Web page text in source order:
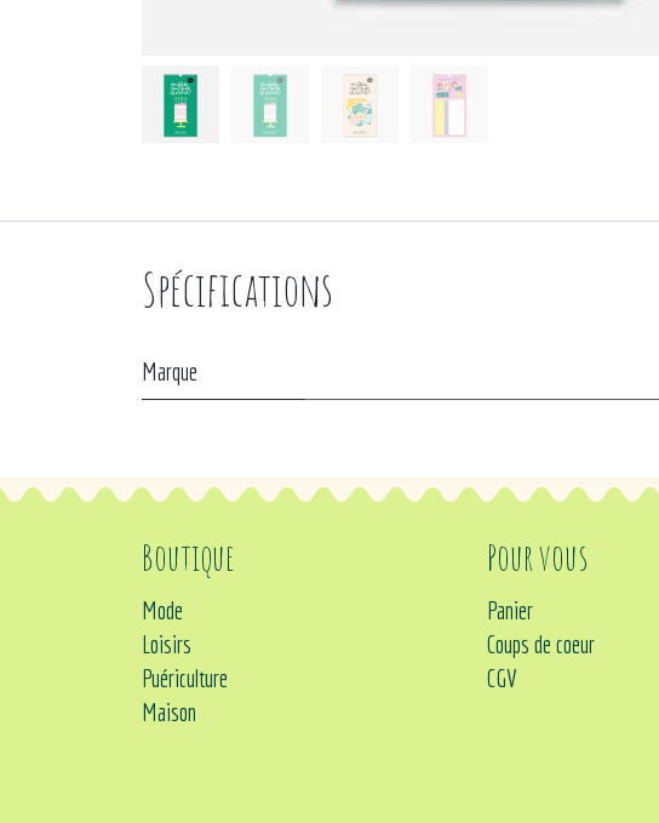
Spécifications
Marque
Boutique
Mode
Loisirs
Puériculture
Maison
Pour vous
Panier
Coups de coeur
CGV